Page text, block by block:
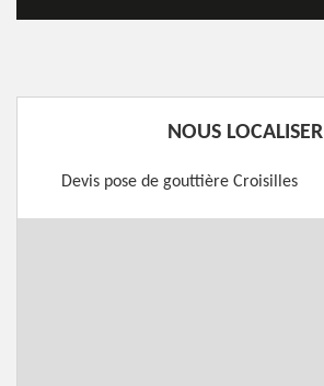
NOUS LOCALISER
Devis pose de gouttière Croisilles